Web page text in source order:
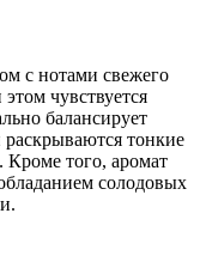
с нотами свежего
чувствуется
балансирует
раскрываются тонкие
Кроме того, аромат
солодовых